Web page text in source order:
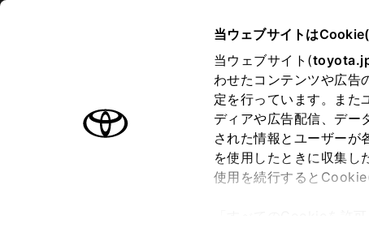
当ウェブサイトは
当ウェブサイト(
わせたコンテンツや広告
定を行っています。また
ディアや広告配信、デー
された情報とユーザーが
を使用したときに収集し
使用を続行すると
オーナーサポート トピックス
現在地
該当す
北海道
トヨタ認定中古車
トヨタ認定中古車の魅力 3つの買